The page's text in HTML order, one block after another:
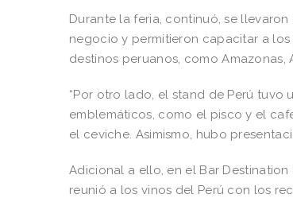
Durante la feria, continuó, se
negocio y permitieron capacitar a
destinos peruanos, como Amazonas,
“Por otro lado, el stand de Perú
emblemáticos, como el pisco y el
el ceviche. Asimismo, hubo
Adicional a ello, en el Bar
reunió a los vinos del Perú con los